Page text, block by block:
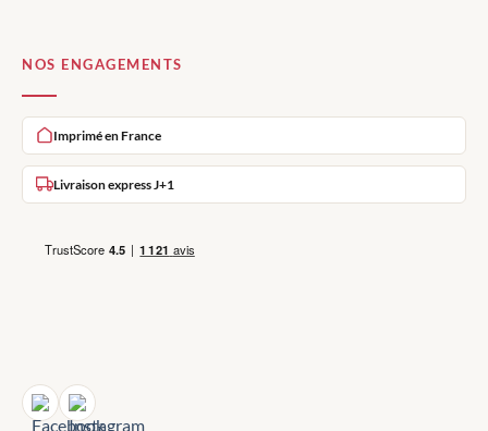
NOS ENGAGEMENTS
Imprimé en France
Livraison express J+1